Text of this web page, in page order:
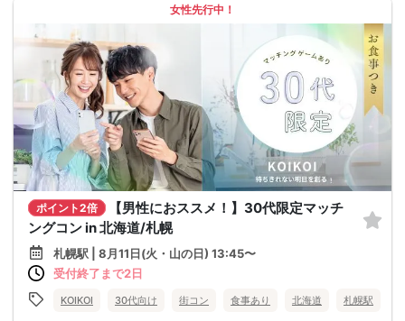
女性先行中！
ポイント2倍
【男性におススメ！】30代限定マッチ
ングコン in 北海道/札幌
札幌駅 | 8月11日(火・山の日) 13:45〜
受付終了まで2日
KOIKOI 30代向け 街コン 食事あり 北海道 札幌駅